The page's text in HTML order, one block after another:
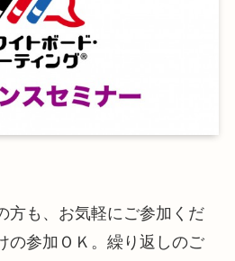
方も、お気軽にご参加くだ
の参加ＯＫ。繰り返しのご